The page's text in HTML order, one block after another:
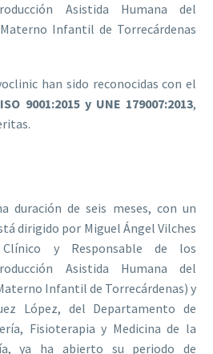
Asistida Humana del
Infantil de Torrecárdenas
han sido reconocidas con el
9001:2015 y UNE 179007:2013,
duración de seis meses, con un
dirigido por Miguel Ángel Vilches
y Responsable de los
Asistida Humana del
Infantil de Torrecárdenas) y
López, del Departamento de
Fisioterapia y Medicina de la
ya ha abierto su periodo de